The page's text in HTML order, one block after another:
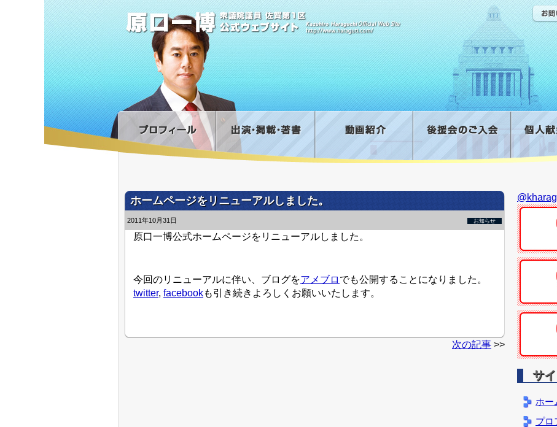
ホームページをリニューアルしました。
2011年10月31日 お知らせ
原口一博公式ホームページをリニューアルしました。
今回のリニューアルに伴い、ブログをアメブロ でも公開することになりました。
twitter, facebookも引き続きよろしくお願いいたします。
次の記事 >>
サ
ホー
プロ